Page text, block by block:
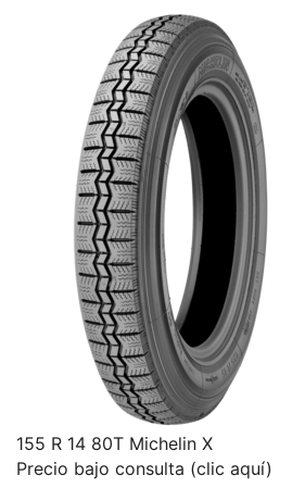
155 R 14 80T Michelin X
Precio bajo consulta (clic aquí)